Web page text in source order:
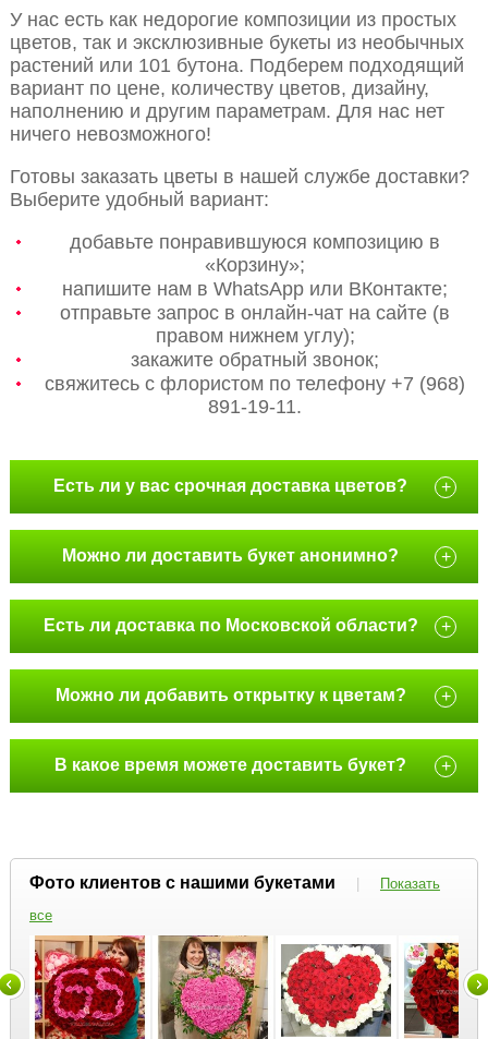
У нас есть как недорогие композиции из простых
цветов, так и эксклюзивные букеты из необычных
растений или 101 бутона. Подберем подходящий
вариант по цене, количеству цветов, дизайну,
наполнению и другим параметрам. Для нас нет
ничего невозможного!
Готовы заказать цветы в нашей службе доставки?
Выберите удобный вариант:
добавьте понравившуюся композицию в
«Корзину»;
напишите нам в WhatsApp или ВКонтакте;
отправьте запрос в онлайн-чат на сайте (в
правом нижнем углу);
закажите обратный звонок;
свяжитесь с флористом по телефону +7 (968)
891-19-11.
Есть ли у вас срочная доставка цветов? +
Можно ли доставить букет анонимно? +
Есть ли доставка по Московской области? +
Можно ли добавить открытку к цветам? +
В какое время можете доставить букет? +
Фото клиентов с нашими букетами |
Показать
все